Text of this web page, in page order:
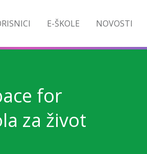
E-ŠKOLE NOVOSTI
for
za život